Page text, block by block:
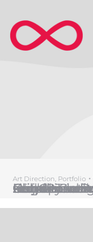
Art Direction Portfolio
Für den langjährigen Kunden Grand Traditions entwickelt redbikini einen „Old World“-Look passend zur Corporate Identity von Grand Traditions Homes. redbikini betreut den Kunden aus Chicago, Illinois seit Gründung und zeichnet sich verantwortlich für das Corporate Design. Die Anzeige zeigt 2 Grand Traditions Home Objekte.